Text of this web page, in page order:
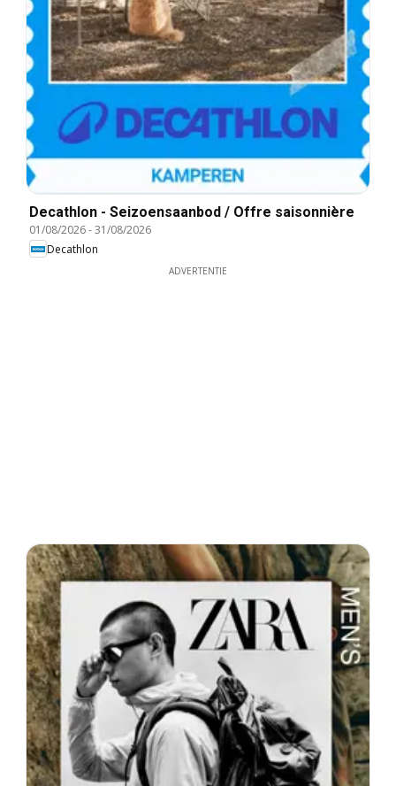
Decathlon - Seizoensaanbod / Offre saisonnière
01/08/2026-31/08/2026
Decathlon
ADVERTENTIE